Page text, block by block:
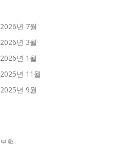
2026년 7월
2026년 3월
2026년 1월
2025년 11월
2025년 9월
보험